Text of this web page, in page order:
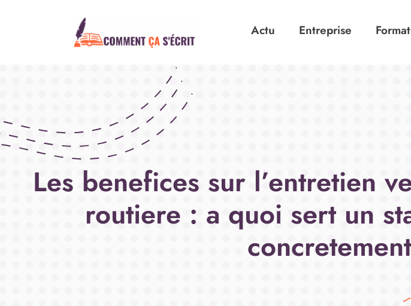
Actu Entreprise
Les benefices sur l’entretien
routiere : a quoi sert un